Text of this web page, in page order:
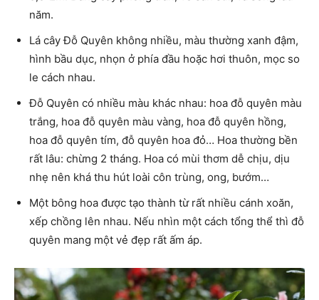
năm.
Lá cây Đỗ Quyên không nhiều, màu thường xanh đậm,
hình bầu dục, nhọn ở phía đầu hoặc hơi thuôn, mọc so
le cách nhau.
Đỗ Quyên có nhiều màu khác nhau: hoa đỗ quyên màu
trắng, hoa đỗ quyên màu vàng, hoa đỗ quyên hồng,
hoa đỗ quyên tím, đỗ quyên hoa đỏ… Hoa thường bền
rất lâu: chừng 2 tháng. Hoa có mùi thơm dễ chịu, dịu
nhẹ nên khá thu hút loài côn trùng, ong, bướm…
Một bông hoa được tạo thành từ rất nhiều cánh xoăn,
xếp chồng lên nhau. Nếu nhìn một cách tổng thể thì đỗ
quyên mang một vẻ đẹp rất ấm áp.